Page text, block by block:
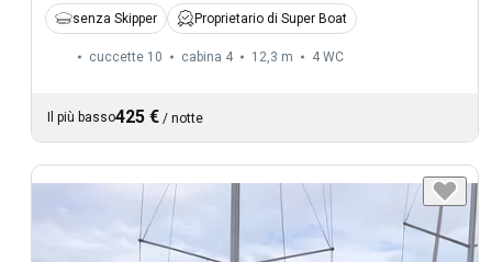
senza Skipper Proprietario di Super Boat
cuccette 10 cabina 4 12,3 m 4 WC
Il più basso425 € / notte